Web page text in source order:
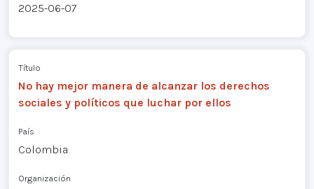
2025-06-07
Título
No hay mejor manera de alcanzar los derechos
sociales y políticos que luchar por ellos
País
Colombia
Organización